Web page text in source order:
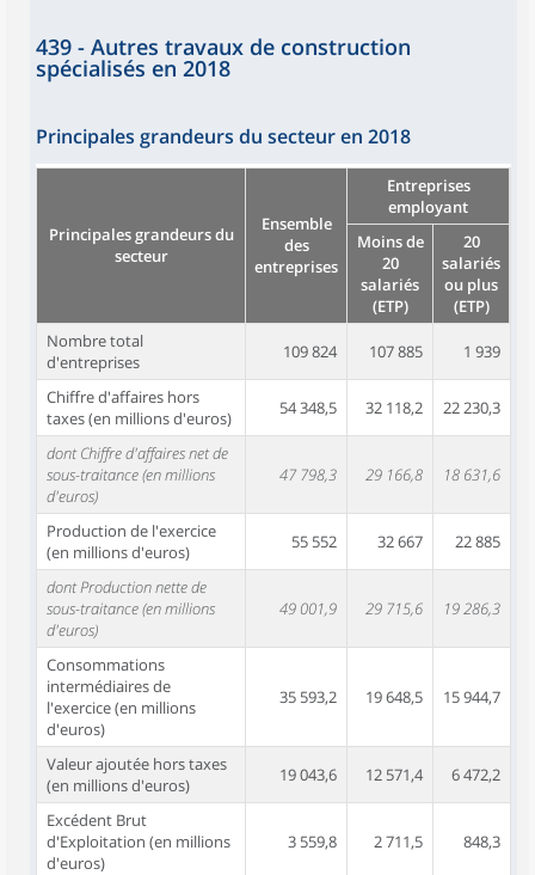
439 - Autres travaux de construction
spécialisés en 2018
Principales grandeurs du secteur en 2018
Principales grandeurs du
secteur
Ensemble
des
entreprises
Entreprises
employant
Moins de
20
salariés
(ETP)
20
salariés
ou plus
(ETP)
Nombre total
d'entreprises
109 824 107 885 1 939
Chiffre d'affaires hors
taxes (en millions d'euros)
54 348,5 32 118,2 22 230,3
dont Chiffre d'affaires net de
sous-traitance (en millions
d'euros)
47 798,3 29 166,8 18 631,6
Production de l'exercice
(en millions d'euros)
55 552 32 667 22 885
dont Production nette de
sous-traitance (en millions
d'euros)
49 001,9 29 715,6 19 286,3
Consommations
intermédiaires de
l'exercice (en millions
d'euros)
35 593,2 19 648,5 15 944,7
Valeur ajoutée hors taxes
(en millions d'euros)
19 043,6 12 571,4 6 472,2
Excédent Brut
d'Exploitation (en millions
d'euros)
3 559,8 2 711,5 848,3